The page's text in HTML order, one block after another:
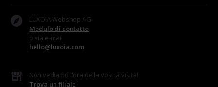
LUXOIA Webshop AG
Modulo di contatto
o via e-mail
hello@luxoia.com
Non vediamo l'ora della vostra visita!
Trova un filiale